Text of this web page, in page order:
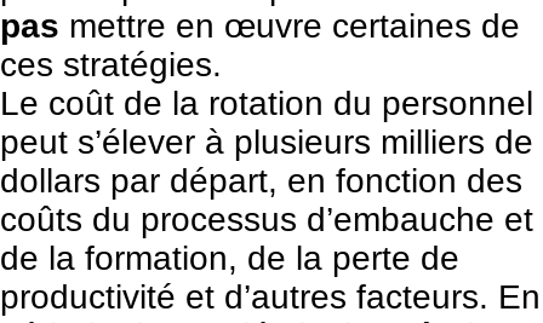
pas mettre en œuvre certaines de
ces stratégies.
Le coût de la rotation du personnel
peut s’élever à plusieurs milliers de
dollars par départ, en fonction des
coûts du processus d’embauche et
de la formation, de la perte de
productivité et d’autres facteurs. En